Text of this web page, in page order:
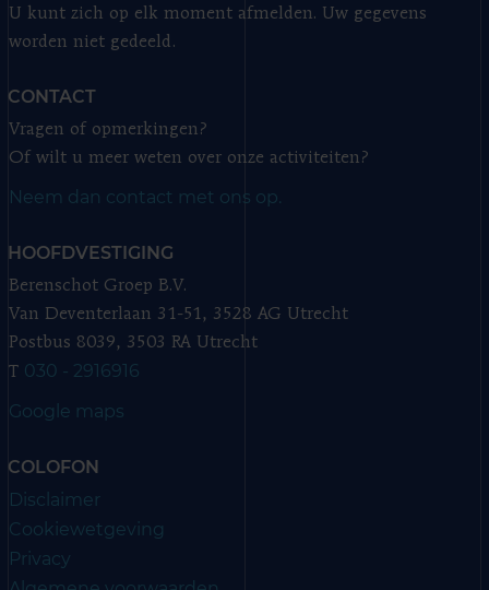
U kunt zich op elk moment afmelden. Uw gegevens
worden niet gedeeld.
CONTACT
Vragen of opmerkingen?
Of wilt u meer weten over onze activiteiten?
Neem dan contact met ons op.
HOOFDVESTIGING
Berenschot Groep B.V.
Van Deventerlaan 31-51, 3528 AG Utrecht
Postbus 8039, 3503 RA Utrecht
T 030 - 2916916
Google maps
COLOFON
Disclaimer
Cookiewetgeving
Privacy